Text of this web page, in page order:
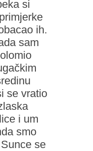
si
ih.
sam
se vratio
i um
smo
se